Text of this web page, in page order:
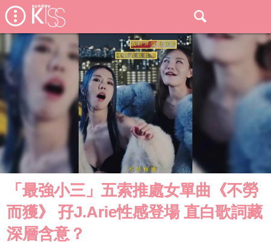
「最強小三」五索推處女單曲《不勞
而獲》 孖J.Arie性感登場 直白歌詞藏
深層含意？